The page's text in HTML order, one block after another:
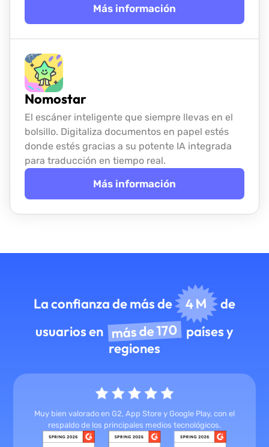
Más información
Nomostar
El escáner inteligente que siempre llevas en el
bolsillo. Digitaliza documentos en papel estés
donde estés gracias a su potente IA integrada
para traducción en tiempo real.
Más información
La confianza de más de 4 M
de
usuarios en más de 170 países y
regiones
Muy bien valorado en G2, App Store y Google Play, con el
respaldo de los principales medios tecnológicos.